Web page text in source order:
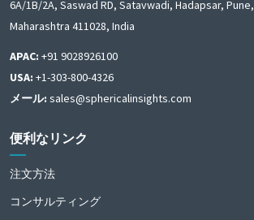
6A/1B/2A, Saswad RD, Satavwadi, Hadapsar, Pune,
Maharashtra 411028, India
APAC: +91 9028926100
USA: +1-303-800-4326
メール: sales@sphericalinsights.com
便利なリンク
注文方法
コンサルティング